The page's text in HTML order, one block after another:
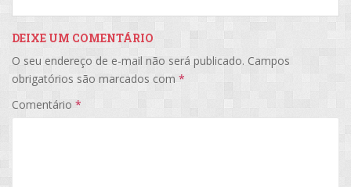
DEIXE UM COMENTÁRIO
O seu endereço de e-mail não será publicado. Campos
obrigatórios são marcados com *
Comentário *